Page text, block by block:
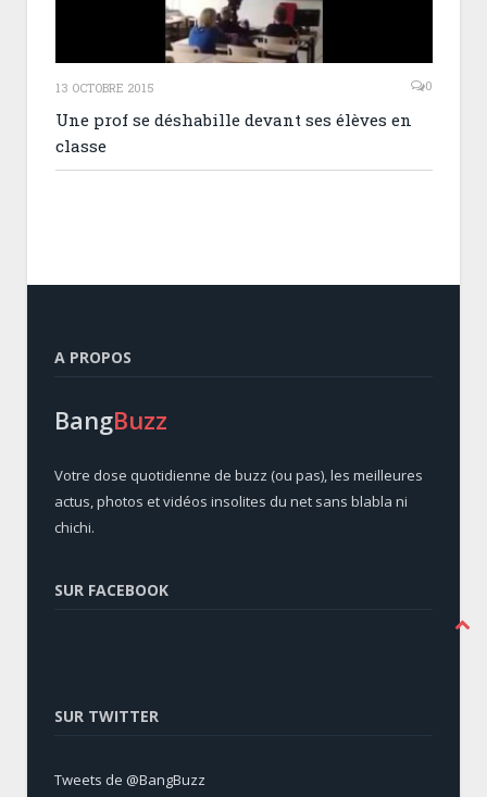
13 OCTOBRE 2015 0
Une prof se déshabille devant ses élèves en
classe
A PROPOS
BangBuzz
Votre dose quotidienne de buzz (ou pas), les meilleures
actus, photos et vidéos insolites du net sans blabla ni
chichi.
SUR FACEBOOK
SUR TWITTER
Tweets de @BangBuzz